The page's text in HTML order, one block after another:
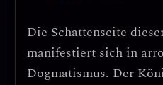
Die Schattenseite
manifestiert sich in
Dogmatismus. Der